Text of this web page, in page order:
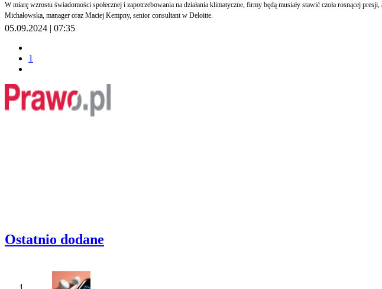
W miarę wzrostu świadomości społecznej i zapotrzebowania na działania klimatyczne, firmy będą musiały stawić czoła rosnącej
Michałowska, manager oraz Maciej Kempny, senior consultant w Deloitte.
05.09.2024 | 07:35
1
Ostatnio dodane